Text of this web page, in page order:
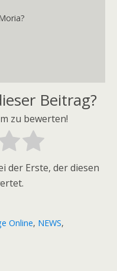
Beitrag?
zu bewerten!
der Erste, der diesen
Online, NEWS,